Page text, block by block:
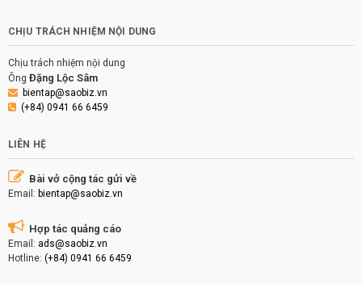
CHỊU TRÁCH NHIỆM NỘI DUNG
Chịu trách nhiệm nội dung
Ông Đặng Lộc Sâm
bientap@saobiz.vn
(+84) 0941 66 6459
LIÊN HỆ
Bài vở cộng tác gửi về
Email: bientap@saobiz.vn
Hợp tác quảng cáo
Email: ads@saobiz.vn
Hotline: (+84) 0941 66 6459